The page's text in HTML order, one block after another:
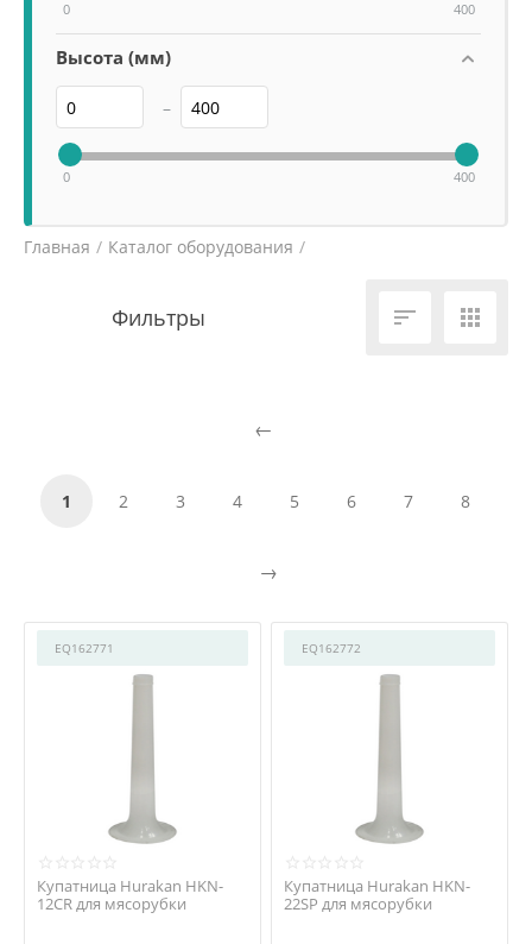
0 400
Высота (мм)
–
0 400
Главная / Каталог оборудования /
1 2 3 4 5 6 7 8
 
EQ162771
Купатница Hurakan HKN-
12CR для мясорубки
EQ162772
Купатница Hurakan HKN-
22SP для мясорубки